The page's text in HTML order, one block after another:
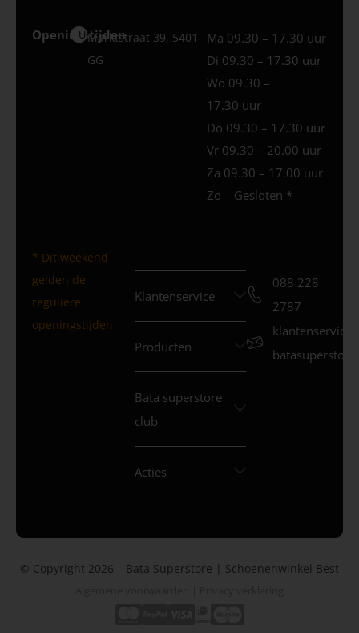
Openingstijden
Uden
Marktstraat 39, 5401
GG
Ma 09.30 – 17.30 uur
Di 09.30 – 17.30 uur
Wo 09.30 –
17.30 uur
Do 09.30 – 17.30 uur
Vr 09.30 – 20.00 uur
Za 09.30 – 17.00 uur
Zo – Gesloten *
* Dit weekend
gelden de
reguliere
openingstijden
Klantenservice
Producten
Bata superstore
club
Acties
088 228
2787
© Copyright 2026 – Bata Superstore | Schoenenwinkel Best